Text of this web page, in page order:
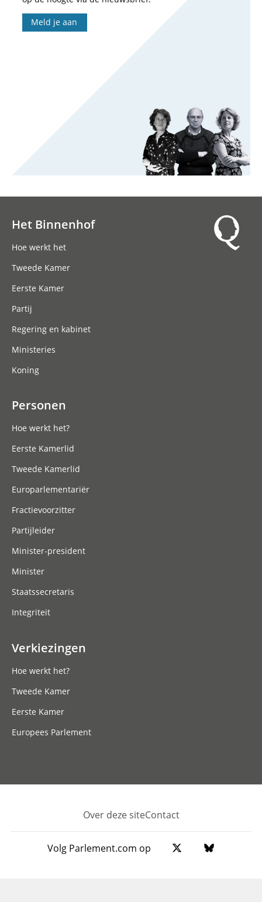
Meld je aan
Het Binnenhof
Hoe werkt het
Tweede Kamer
Eerste Kamer
Partij
Regering en kabinet
Ministeries
Koning
Personen
Hoe werkt het?
Eerste Kamerlid
Tweede Kamerlid
Europarlementariër
Fractievoorzitter
Partijleider
Minister-president
Minister
Staatssecretaris
Integriteit
Verkiezingen
Hoe werkt het?
Tweede Kamer
Eerste Kamer
Europees Parlement
Footer
Over deze siteContact
Volg Parlement.com op